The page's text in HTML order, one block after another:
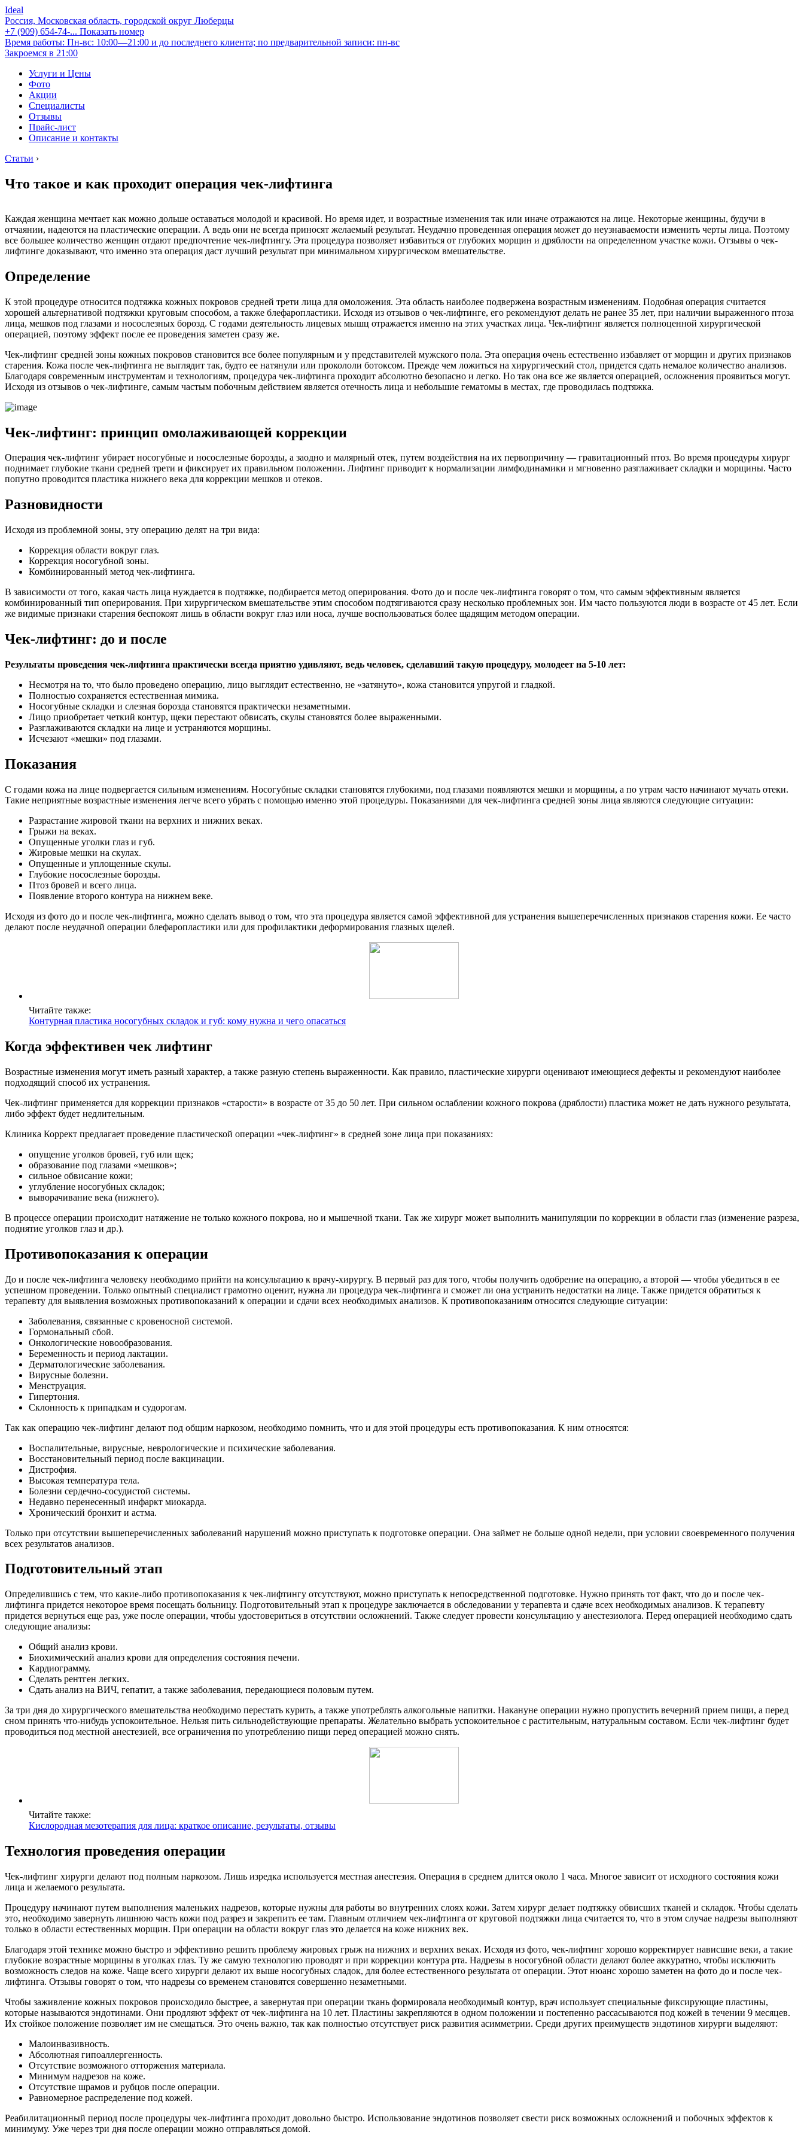
Ideal
Россия, Московская область, городской округ Люберцы
+7 (909) 654-74-... Показать номер
Время работы: Пн-вс: 10:00—21:00 и до последнего клиента; по предварительной записи: пн-вс
Закроемся в 21:00
Услуги и Цены
Фото
Акции
Специалисты
Отзывы
Прайс-лист
Описание и контакты
Статьи ›
Что такое и как проходит операция чек-лифтинга
Каждая женщина мечтает как можно дольше оставаться молодой и красивой. Но время идет, и возрастные изменения так или иначе отражаются на лице. Некоторые женщины, будучи в
отчаянии, надеются на пластические операции. А ведь они не всегда приносят желаемый результат. Неудачно проведенная операция может до неузнаваемости изменить черты лица. Поэтому
все большее количество женщин отдают предпочтение чек-лифтингу. Эта процедура позволяет избавиться от глубоких морщин и дряблости на определенном участке кожи. Отзывы о чек-
лифтинге доказывают, что именно эта операция даст лучший результат при минимальном хирургическом вмешательстве.
Определение
К этой процедуре относится подтяжка кожных покровов средней трети лица для омоложения. Эта область наиболее подвержена возрастным изменениям. Подобная операция считается
хорошей альтернативой подтяжки круговым способом, а также блефаропластики. Исходя из отзывов о чек-лифтинге, его рекомендуют делать не ранее 35 лет, при наличии выраженного птоза
лица, мешков под глазами и носослезных борозд. С годами деятельность лицевых мышц отражается именно на этих участках лица. Чек-лифтинг является полноценной хирургической
операцией, поэтому эффект после ее проведения заметен сразу же.
Чек-лифтинг средней зоны кожных покровов становится все более популярным и у представителей мужского пола. Эта операция очень естественно избавляет от морщин и других признаков
старения. Кожа после чек-лифтинга не выглядит так, будто ее натянули или прокололи ботоксом. Прежде чем ложиться на хирургический стол, придется сдать немалое количество анализов.
Благодаря современным инструментам и технологиям, процедура чек-лифтинга проходит абсолютно безопасно и легко. Но так она все же является операцией, осложнения проявиться могут.
Исходя из отзывов о чек-лифтинге, самым частым побочным действием является отечность лица и небольшие гематомы в местах, где проводилась подтяжка.
Чек-лифтинг: принцип омолаживающей коррекции
Операция чек-лифтинг убирает носогубные и носослезные борозды, а заодно и малярный отек, путем воздействия на их первопричину — гравитационный птоз. Во время процедуры хирург
поднимает глубокие ткани средней трети и фиксирует их правильном положении. Лифтинг приводит к нормализации лимфодинамики и мгновенно разглаживает складки и морщины. Часто
попутно проводится пластика нижнего века для коррекции мешков и отеков.
Разновидности
Исходя из проблемной зоны, эту операцию делят на три вида:
Коррекция области вокруг глаз.
Коррекция носогубной зоны.
Комбинированный метод чек-лифтинга.
В зависимости от того, какая часть лица нуждается в подтяжке, подбирается метод оперирования. Фото до и после чек-лифтинга говорят о том, что самым эффективным является
комбинированный тип оперирования. При хирургическом вмешательстве этим способом подтягиваются сразу несколько проблемных зон. Им часто пользуются люди в возрасте от 45 лет. Если
же видимые признаки старения беспокоят лишь в области вокруг глаз или носа, лучше воспользоваться более щадящим методом операции.
Чек-лифтинг: до и после
Результаты проведения чек-лифтинга практически всегда приятно удивляют, ведь человек, сделавший такую процедуру, молодеет на 5-10 лет:
Несмотря на то, что было проведено операцию, лицо выглядит естественно, не «затянуто», кожа становится упругой и гладкой.
Полностью сохраняется естественная мимика.
Носогубные складки и слезная борозда становятся практически незаметными.
Лицо приобретает четкий контур, щеки перестают обвисать, скулы становятся более выраженными.
Разглаживаются складки на лице и устраняются морщины.
Исчезают «мешки» под глазами.
Показания
С годами кожа на лице подвергается сильным изменениям. Носогубные складки становятся глубокими, под глазами появляются мешки и морщины, а по утрам часто начинают мучать отеки.
Такие неприятные возрастные изменения легче всего убрать с помощью именно этой процедуры. Показаниями для чек-лифтинга средней зоны лица являются следующие ситуации:
Разрастание жировой ткани на верхних и нижних веках.
Грыжи на веках.
Опущенные уголки глаз и губ.
Жировые мешки на скулах.
Опущенные и уплощенные скулы.
Глубокие носослезные борозды.
Птоз бровей и всего лица.
Появление второго контура на нижнем веке.
Исходя из фото до и после чек-лифтинга, можно сделать вывод о том, что эта процедура является самой эффективной для устранения вышеперечисленных признаков старения кожи. Ее часто
делают после неудачной операции блефаропластики или для профилактики деформирования глазных щелей.
Читайте также:
Контурная пластика носогубных складок и губ: кому нужна и чего опасаться
Когда эффективен чек лифтинг
Возрастные изменения могут иметь разный характер, а также разную степень выраженности. Как правило, пластические хирурги оценивают имеющиеся дефекты и рекомендуют наиболее
подходящий способ их устранения.
Чек-лифтинг применяется для коррекции признаков «старости» в возрасте от 35 до 50 лет. При сильном ослаблении кожного покрова (дряблости) пластика может не дать нужного результата,
либо эффект будет недлительным.
Клиника Коррект предлагает проведение пластической операции «чек-лифтинг» в средней зоне лица при показаниях:
опущение уголков бровей, губ или щек;
образование под глазами «мешков»;
сильное обвисание кожи;
углубление носогубных складок;
выворачивание века (нижнего).
В процессе операции происходит натяжение не только кожного покрова, но и мышечной ткани. Так же хирург может выполнить манипуляции по коррекции в области глаз (изменение разреза,
поднятие уголков глаз и др.).
Противопоказания к операции
До и после чек-лифтинга человеку необходимо прийти на консультацию к врачу-хирургу. В первый раз для того, чтобы получить одобрение на операцию, а второй — чтобы убедиться в ее
успешном проведении. Только опытный специалист грамотно оценит, нужна ли процедура чек-лифтинга и сможет ли она устранить недостатки на лице. Также придется обратиться к
терапевту для выявления возможных противопоказаний к операции и сдачи всех необходимых анализов. К противопоказаниям относятся следующие ситуации:
Заболевания, связанные с кровеносной системой.
Гормональный сбой.
Онкологические новообразования.
Беременность и период лактации.
Дерматологические заболевания.
Вирусные болезни.
Менструация.
Гипертония.
Склонность к припадкам и судорогам.
Так как операцию чек-лифтинг делают под общим наркозом, необходимо помнить, что и для этой процедуры есть противопоказания. К ним относятся:
Воспалительные, вирусные, неврологические и психические заболевания.
Восстановительный период после вакцинации.
Дистрофия.
Высокая температура тела.
Болезни сердечно-сосудистой системы.
Недавно перенесенный инфаркт миокарда.
Хронический бронхит и астма.
Только при отсутствии вышеперечисленных заболеваний нарушений можно приступать к подготовке операции. Она займет не больше одной недели, при условии своевременного получения
всех результатов анализов.
Подготовительный этап
Определившись с тем, что какие-либо противопоказания к чек-лифтингу отсутствуют, можно приступать к непосредственной подготовке. Нужно принять тот факт, что до и после чек-
лифтинга придется некоторое время посещать больницу. Подготовительный этап к процедуре заключается в обследовании у терапевта и сдаче всех необходимых анализов. К терапевту
придется вернуться еще раз, уже после операции, чтобы удостовериться в отсутствии осложнений. Также следует провести консультацию у анестезиолога. Перед операцией необходимо сдать
следующие анализы:
Общий анализ крови.
Биохимический анализ крови для определения состояния печени.
Кардиограмму.
Сделать рентген легких.
Сдать анализ на ВИЧ, гепатит, а также заболевания, передающиеся половым путем.
За три дня до хирургического вмешательства необходимо перестать курить, а также употреблять алкогольные напитки. Накануне операции нужно пропустить вечерний прием пищи, а перед
сном принять что-нибудь успокоительное. Нельзя пить сильнодействующие препараты. Желательно выбрать успокоительное с растительным, натуральным составом. Если чек-лифтинг будет
проводиться под местной анестезией, все ограничения по употреблению пищи перед операцией можно снять.
Читайте также:
Кислородная мезотерапия для лица: краткое описание, результаты, отзывы
Технология проведения операции
Чек-лифтинг хирурги делают под полным наркозом. Лишь изредка используется местная анестезия. Операция в среднем длится около 1 часа. Многое зависит от исходного состояния кожи
лица и желаемого результата.
Процедуру начинают путем выполнения маленьких надрезов, которые нужны для работы во внутренних слоях кожи. Затем хирург делает подтяжку обвисших тканей и складок. Чтобы сделать
это, необходимо завернуть лишнюю часть кожи под разрез и закрепить ее там. Главным отличием чек-лифтинга от круговой подтяжки лица считается то, что в этом случае надрезы выполняют
только в области естественных морщин. При операции на области вокруг глаз это делается на коже нижних век.
Благодаря этой технике можно быстро и эффективно решить проблему жировых грыж на нижних и верхних веках. Исходя из фото, чек-лифтинг хорошо корректирует нависшие веки, а такие
глубокие возрастные морщины в уголках глаз. Ту же самую технологию проводят и при коррекции контура рта. Надрезы в носогубной области делают более аккуратно, чтобы исключить
возможность следов на коже. Чаще всего хирурги делают их выше носогубных сладок, для более естественного результата от операции. Этот нюанс хорошо заметен на фото до и после чек-
лифтинга. Отзывы говорят о том, что надрезы со временем становятся совершенно незаметными.
Чтобы заживление кожных покровов происходило быстрее, а завернутая при операции ткань формировала необходимый контур, врач использует специальные фиксирующие пластины,
которые называются эндотинами. Они продляют эффект от чек-лифтинга на 10 лет. Пластины закрепляются в одном положении и постепенно рассасываются под кожей в течении 9 месяцев.
Их стойкое положение позволяет им не смещаться. Это очень важно, так как полностью отсутствует риск развития асимметрии. Среди других преимуществ эндотинов хирурги выделяют:
Малоинвазивность.
Абсолютная гипоаллергенность.
Отсутствие возможного отторжения материала.
Минимум надрезов на коже.
Отсутствие шрамов и рубцов после операции.
Равномерное распределение под кожей.
Реабилитационный период после процедуры чек-лифтинга проходит довольно быстро. Использование эндотинов позволяет свести риск возможных осложнений и побочных эффектов к
минимуму. Уже через три дня после операции можно отправляться домой.